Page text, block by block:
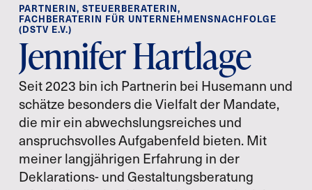
PARTNERIN, STEUERBERATERIN,
FACHBERATERIN FÜR UNTERNEHMENSNACHFOLGE
(DSTV E.V.)
Jennifer Hartlage
Seit 2023 bin ich Partnerin bei Husemann und
schätze besonders die Vielfalt der Mandate,
die mir ein abwechslungsreiches und
anspruchsvolles Aufgabenfeld bieten. Mit
meiner langjährigen Erfahrung in der
Deklarations- und Gestaltungsberatung